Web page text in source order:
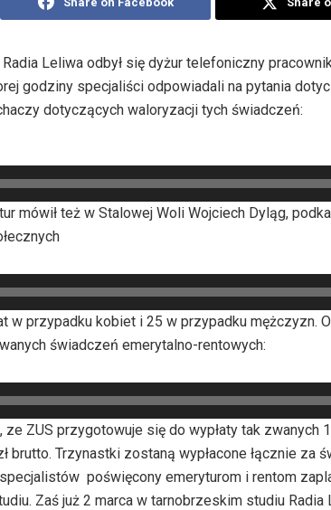
Leliwa odbył się dyżur telefoniczny
godziny specjaliści odpowiadali na pytania
dotyczących waloryzacji tych świadczeń:
mówił też w Stalowej Woli Wojciech Dyląg,
w przypadku kobiet i 25 w przypadku mężczyzn.
świadczeń emerytalno-rentowych:
ze ZUS przygotowuje się do wypłaty tak zwanych
brutto. Trzynastki zostaną wypłacone łącznie za
poświęcony emeryturom i rentom
Zaś już 2 marca w tarnobrzeskim studiu